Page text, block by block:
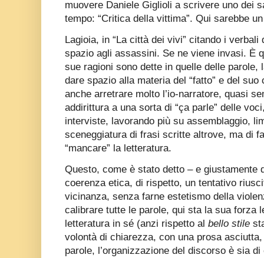
muovere Daniele Giglioli a scrivere uno dei
tempo: “Critica della vittima”. Qui sarebbe
Lagioia, in “La città dei vivi” citando i
spazio agli assassini. Se ne viene invasi. È
sue ragioni sono dette in quelle delle parole,
dare spazio alla materia del “fatto” e del
anche arretrare molto l’io-narratore, quasi
addirittura a una sorta di “ça parle” delle
interviste, lavorando più su assemblaggio,
sceneggiatura di frasi scritte altrove, ma di
“mancare” la letteratura.
Questo, come è stato detto – e giustamente
coerenza etica, di rispetto, un tentativo
vicinanza, senza farne estetismo della
calibrare tutte le parole, qui sta la sua forza
letteratura in sé (anzi rispetto al bello stile
volontà di chiarezza, con una prosa
parole, l’organizzazione del discorso è sia